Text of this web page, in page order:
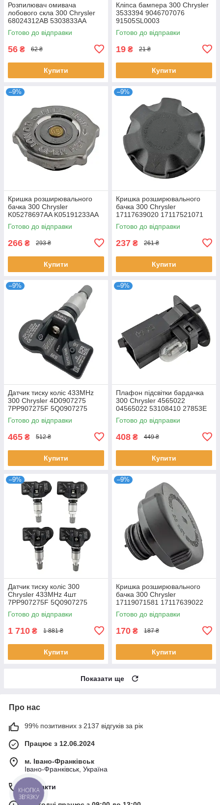
Розпилювач омивача
лобового скла 300 Chrysler
68024312AB 5303833AA
5116079AA
Готово до відправки
56 ₴ 62 ₴
Купити
Кліпса бампера 300 Chrysler
3533394 9046707076
91505SL0003
Готово до відправки
19 ₴ 21 ₴
Купити
–9%
Кришка розширювального
бачка 300 Chrysler
K05278697AA K05191233AA
K05086226AA K52079778AA
K52028974AA,
Готово до відправки
266 ₴ 293 ₴
Купити
–9%
Кришка розширювального
бачка 300 Chrysler
17117639020 17117521071
7639020 7521071
Готово до відправки
237 ₴ 261 ₴
Купити
–9%
Датчик тиску коліс 433MHz
300 Chrysler 4D0907275
7PP907275F 5Q0907275
36106877937 407001628R
Готово до відправки
465 ₴ 512 ₴
Купити
–9%
Плафон підсвітки бардачка
300 Chrysler 4565022
04565022 53108410 27853E
Готово до відправки
408 ₴ 449 ₴
Купити
–9%
Датчик тиску коліс 300
Chrysler 433MHz 4шт
7PP907275F 5Q0907275
5Q0907275B 4D0907275
36106877937 36236781847
Готово до відправки
1 710 ₴ 1 881 ₴
Купити
–9%
Кришка розширювального
бачка 300 Chrysler
17119071581 17117639022
17111742231 17111712669
17111712492
Готово до відправки
170 ₴ 187 ₴
Купити
Показати ще
Про нас
99% позитивних з 2137 відгуків за рік
Працює з 12.06.2024
м. Івано-Франківськ
Івано-Франківськ, Україна
Контакти
КНОПКА
ЗВ'ЯЗКУ